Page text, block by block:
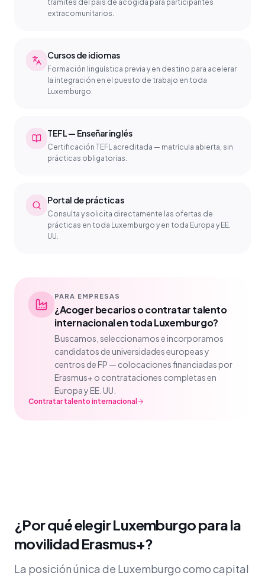
trámites del país de acogida para participantes
extracomunitarios.
Cursos de idiomas
Formación lingüística previa y en destino para acelerar
la integración en el puesto de trabajo en toda
Luxemburgo.
TEFL — Enseñar inglés
Certificación TEFL acreditada — matrícula abierta, sin
prácticas obligatorias.
Portal de prácticas
Consulta y solicita directamente las ofertas de
prácticas en toda Luxemburgo y en toda Europa y EE.
UU.
PARA EMPRESAS
¿Acoger becarios o contratar talento
internacional en toda Luxemburgo?
Buscamos, seleccionamos e incorporamos
candidatos de universidades europeas y
centros de FP — colocaciones financiadas por
Erasmus+ o contrataciones completas en
Europa y EE. UU.
Contratar talento internacional
¿Por qué elegir Luxemburgo para la
movilidad Erasmus+?
La posición única de Luxemburgo como capital